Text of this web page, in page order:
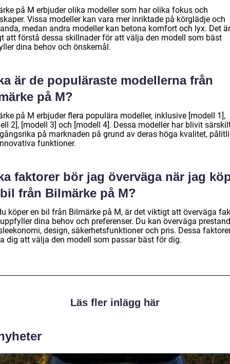
på M erbjuder olika modeller som har olika fokus och
Vissa modeller kan vara mer inriktade på körglädje och
medan andra modeller kan betona komfort och lyx. Det är
att förstå dessa skillnader för att välja den modell som bäst
dina behov och önskemål.
är de populäraste modellerna från
på M?
på M erbjuder flera populära modeller, inklusive [modell 1],
2], [modell 3] och [modell 4]. Dessa modeller har blivit
på marknaden på grund av deras höga kvalitet,
funktioner.
faktorer bör jag överväga när jag
från Bilmärke på M?
köper en bil från Bilmärke på M, är det viktigt att överväga
dina behov och preferenser. Du kan överväga
design, säkerhetsfunktioner och pris. Dessa
dig att välja den modell som passar bäst för dig.
Läs fler inlägg här